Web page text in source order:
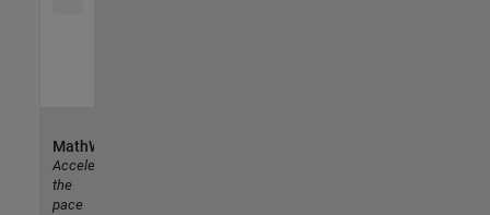
MathWorks
Accelerating
the
pace